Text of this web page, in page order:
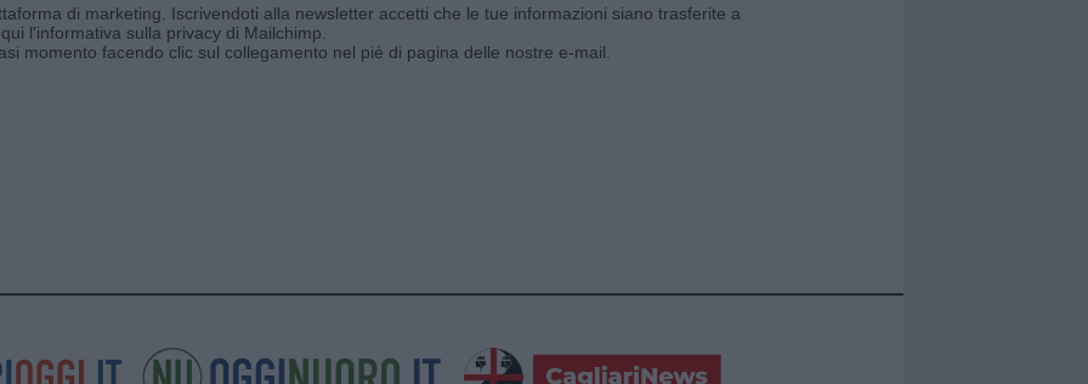
di marketing. Iscrivendoti alla newsletter accetti che le tue informazioni siano trasferite a
l'informativa sulla privacy di Mailchimp
momento facendo clic sul collegamento nel piè di pagina delle nostre e-mail.